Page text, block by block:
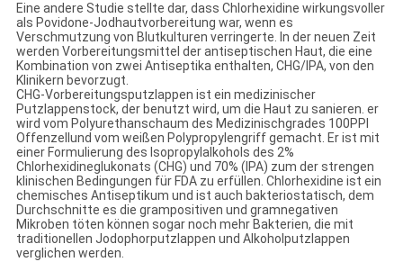
Eine andere Studie stellte dar, dass Chlorhexidine wirkungsvoller
als Povidone-Jodhautvorbereitung war, wenn es
Verschmutzung von Blutkulturen verringerte. In der neuen Zeit
werden Vorbereitungsmittel der antiseptischen Haut, die eine
Kombination von zwei Antiseptika enthalten, CHG/IPA, von den
Klinikern bevorzugt.
CHG-Vorbereitungsputzlappen ist ein medizinischer
Putzlappenstock, der benutzt wird, um die Haut zu sanieren. er
wird vom Polyurethanschaum des Medizinischgrades 100PPI
Offenzellund vom weißen Polypropylengriff gemacht. Er ist mit
einer Formulierung des Isopropylalkohols des 2%
Chlorhexidineglukonats (CHG) und 70% (IPA) zum der strengen
klinischen Bedingungen für FDA zu erfüllen. Chlorhexidine ist ein
chemisches Antiseptikum und ist auch bakteriostatisch, dem
Durchschnitte es die grampositiven und gramnegativen
Mikroben töten können sogar noch mehr Bakterien, die mit
traditionellen Jodophorputzlappen und Alkoholputzlappen
verglichen werden.